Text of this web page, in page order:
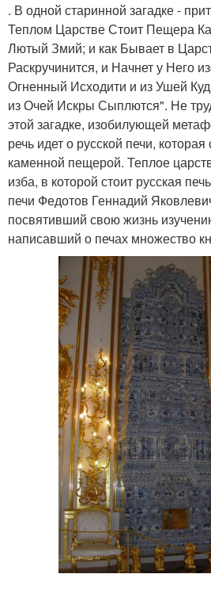
. В одной старинной загадке -
Теплом Царстве Стоит Пещера
Лютый Змий; и как Бывает в
Раскручинится, и Начнет у Него
Огненный Исходити и из Ушей
из Очей Искры Сыплются". Не
этой загадке, изобилующей
речь идет о русской печи,
каменной пещерой. Теплое
изба, в которой стоит русская
печи Федотов Геннадий
посвятивший свою жизнь
написавший о печах множество